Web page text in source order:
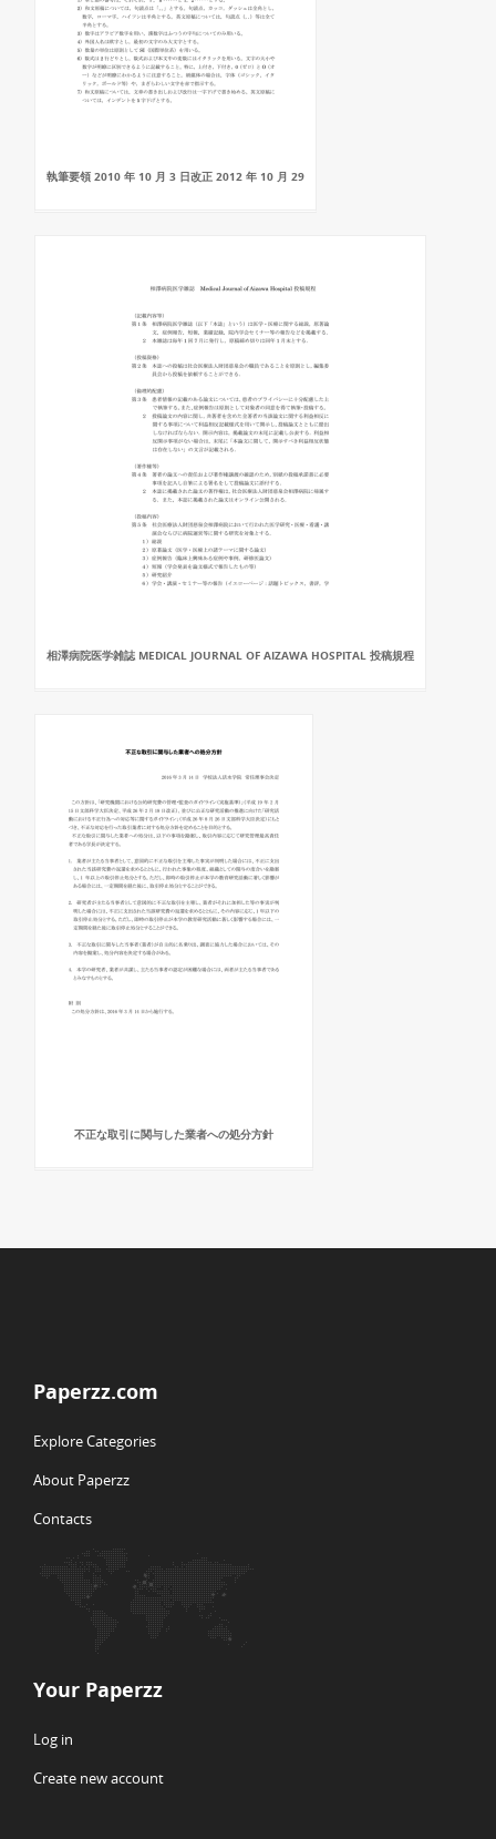
執筆要領 2010 年 10 月 3 日改正 2012 年 10 月 29
相澤病院医学雑誌 MEDICAL JOURNAL OF AIZAWA HOSPITAL 投稿規程
不正な取引に関与した業者への処分方針
Paperzz.com
Explore Categories
About Paperzz
Contacts
Your Paperzz
Log in
Create new account